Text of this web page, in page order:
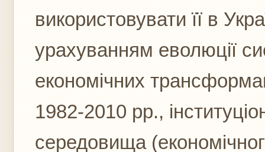
використовувати її в
урахуванням еволюції
економічних
1982-2010 рр.,
середовища